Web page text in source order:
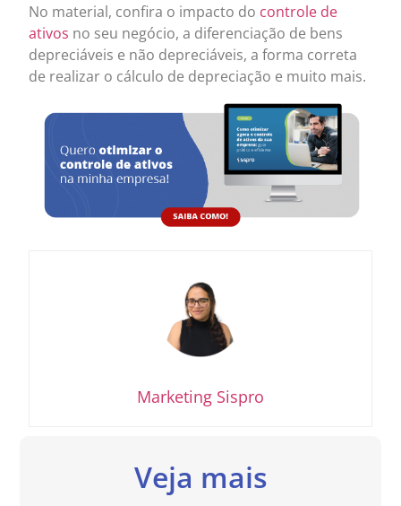
No material, confira o impacto do controle de
ativos no seu negócio, a diferenciação de bens
depreciáveis e não depreciáveis, a forma correta
de realizar o cálculo de depreciação e muito mais.
Marketing Sispro
Veja mais